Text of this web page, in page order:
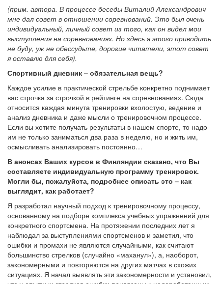
(прим. автора. В процессе беседы Виталий Александрович
мне дал совет в отношении соревнований. Это был очень
индивидуальный, личный совет из того, как он видел мои
выступления на соревнованиях. Но здесь я этого приводить
не буду, уж не обессудьте, дорогие читатели, этот совет
я оставлю для себя).
Спортивный дневник – обязательная вещь?
Каждое усилие в практической стрельбе конкретно поднимает
вас строчка за строчкой в рейтинге на соревнованиях. Сюда
относится каждая минута тренировки вхолостую, ведение и
анализ дневника и даже мысли о тренировочном процессе.
Если вы хотите получать результаты в нашем спорте, то надо
им не только заниматься два раза в неделю, но и жить им,
осмысливать анализировать постоянно…
В анонсах Ваших курсов в Финляндии сказано, что Вы
составляете индивидуальную программу тренировок.
Могли бы, пожалуйста, подробнее описать это – как
выглядит, как работает?
Я разработал научный подход к тренировочному процессу,
основанному на подборе комплекса учебных упражнений для
конкретного спортсмена. На протяжении последних лет я
наблюдал за выступлениями спортсменов и заметил, что
ошибки и промахи не являются случайными, как считают
большинство стрелков (случайно «маханул»), а, наоборот,
закономерными и повторяются на других матчах в схожих
ситуациях. Я начал выявлять эти закономерности и установил,